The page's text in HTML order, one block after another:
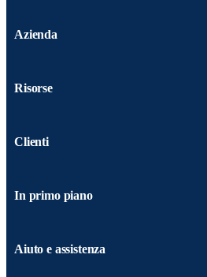
Azienda
Risorse
Clienti
In primo piano
Aiuto e assistenza